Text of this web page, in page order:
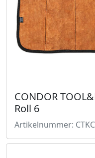
CONDOR
Roll 6
Artikelnummer: